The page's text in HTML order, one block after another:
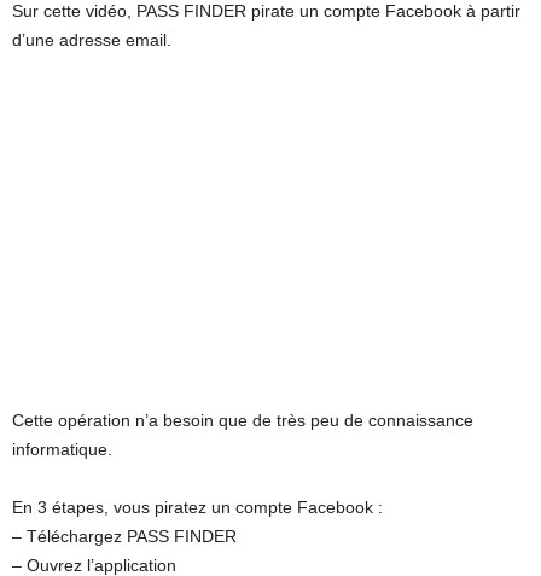
Sur cette vidéo, PASS FINDER pirate un compte Facebook à partir
d’une adresse email.
Cette opération n’a besoin que de très peu de connaissance
informatique.
En 3 étapes, vous piratez un compte Facebook :
– Téléchargez PASS FINDER
– Ouvrez l’application